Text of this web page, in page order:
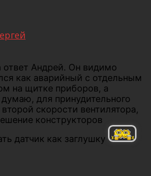
ответ Андрей. Он видимо
как аварийный с отдельным
на щитке приборов, а
для принудительного
скорости вентилятора,
конструкторов
датчик как заглушку